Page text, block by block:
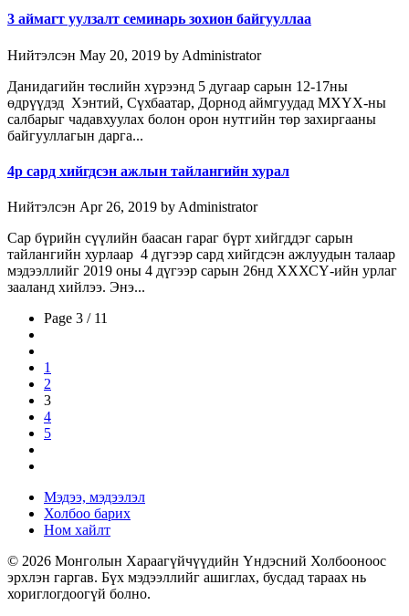
3 аймагт уулзалт семинарь зохион байгууллаа
Нийтэлсэн May 20, 2019 by Administrator
Данидагийн төслийн хүрээнд 5 дугаар сарын 12-17ны
өдрүүдэд Хэнтий, Сүхбаатар, Дорнод аймгуудад МХҮХ-ны
салбарыг чадавхуулах болон орон нутгийн төр захиргааны
байгууллагын дарга...
4р сард хийгдсэн ажлын тайлангийн хурал
Нийтэлсэн Apr 26, 2019 by Administrator
Сар бүрийн сүүлийн баасан гараг бүрт хийгддэг сарын
тайлангийн хурлаар 4 дүгээр сард хийгдсэн ажлуудын талаар
мэдээллийг 2019 оны 4 дүгээр сарын 26нд ХХХСҮ-ийн урлаг
зааланд хийлээ. Энэ...
Page 3 / 11
1
2
3
4
5
Мэдээ, мэдээлэл
Холбоо барих
Ном хайлт
© 2026 Монголын Хараагүйчүүдийн Үндэсний Холбооноос
эрхлэн гаргав. Бүх мэдээллийг ашиглах, бусдад тараах нь
хориглогдоогүй болно.